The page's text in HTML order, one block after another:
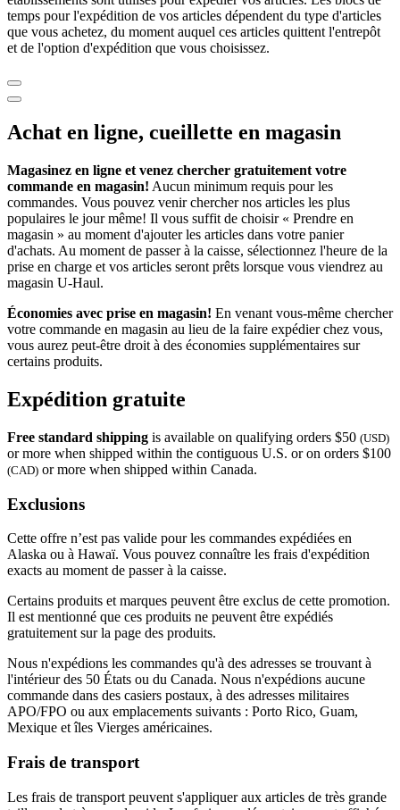
temps pour l'expédition de vos articles dépendent du type d'articles
que vous achetez, du moment auquel ces articles quittent l'entrepôt
et de l'option d'expédition que vous choisissez.
Achat en ligne, cueillette en magasin
Magasinez en ligne et venez chercher gratuitement votre
commande en magasin! Aucun minimum requis pour les
commandes. Vous pouvez venir chercher nos articles les plus
populaires le jour même! Il vous suffit de choisir « Prendre en
magasin » au moment d'ajouter les articles dans votre panier
d'achats. Au moment de passer à la caisse, sélectionnez l'heure de la
prise en charge et vos articles seront prêts lorsque vous viendrez au
magasin U-Haul.
Économies avec prise en magasin! En venant vous-même chercher
votre commande en magasin au lieu de la faire expédier chez vous,
vous aurez peut-être droit à des économies supplémentaires sur
certains produits.
Expédition gratuite
Free standard shipping is available on qualifying orders $50 (USD)
or more when shipped within the contiguous U.S. or on orders $100
(CAD) or more when shipped within Canada.
Exclusions
Cette offre n’est pas valide pour les commandes expédiées en
Alaska ou à Hawaï. Vous pouvez connaître les frais d'expédition
exacts au moment de passer à la caisse.
Certains produits et marques peuvent être exclus de cette promotion.
Il est mentionné que ces produits ne peuvent être expédiés
gratuitement sur la page des produits.
Nous n'expédions les commandes qu'à des adresses se trouvant à
l'intérieur des 50 États ou du Canada. Nous n'expédions aucune
commande dans des casiers postaux, à des adresses militaires
APO/FPO ou aux emplacements suivants : Porto Rico, Guam,
Mexique et îles Vierges américaines.
Frais de transport
Les frais de transport peuvent s'appliquer aux articles de très grande